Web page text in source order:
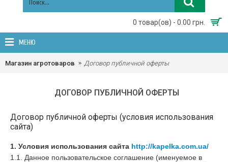
0 товар(ов) - 0.00 грн.
МЕНЮ
Магазин агротоваров Договор публичной оферты
ДОГОВОР ПУБЛИЧНОЙ ОФЕРТЫ
Договор публичной оферты (условия использования
сайта)
1. Условия использования сайта http://kapelka.com.ua/
1.1. Данное пользовательское соглашение (именуемое в